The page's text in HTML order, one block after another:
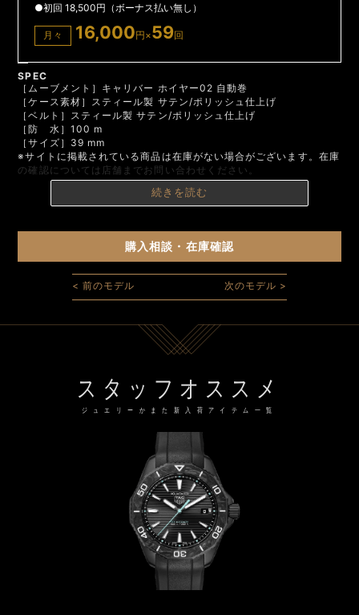
●初回 18,500円（ボーナス払い無し）
月々 16,000円×59回
SPEC
続きを読む
［ムーブメント］キャリバー ホイヤー02 自動巻
［ケース素材］スティール製 サテン/ポリッシュ仕上げ
［ベルト］スティール製 サテン/ポリッシュ仕上げ
［防 水］100 m
［サイズ］39 mm
※サイトに掲載されている商品は在庫がない場合がございます。在庫
の確認については店舗までお問い合わせください。
購入相談・在庫確認
< 前のモデル 次のモデル >
スタッフオススメ
ジュエリーかまた新入荷アイテム一覧